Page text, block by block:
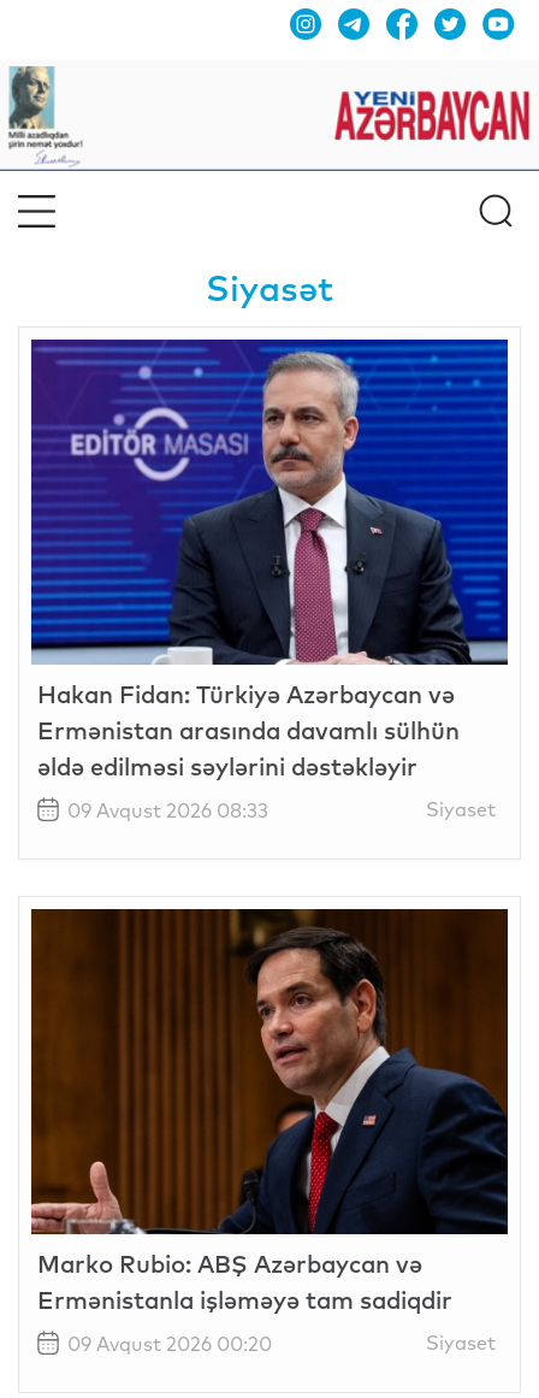
Siyasət
Hakan Fidan: Türkiyə Azərbaycan və
Ermənistan arasında davamlı sülhün
əldə edilməsi səylərini dəstəkləyir
09 Avqust 2026 08:33 Siyaset
Marko Rubio: ABŞ Azərbaycan və
Ermənistanla işləməyə tam sadiqdir
09 Avqust 2026 00:20 Siyaset